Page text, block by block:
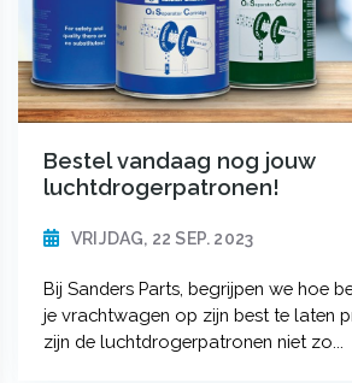
Bestel vandaag nog jouw
luchtdrogerpatronen!
VRIJDAG, 22 SEP. 2023
Bij Sanders Parts, begrijpen we hoe
je vrachtwagen op zijn best te laten
zijn de luchtdrogerpatronen niet zo...